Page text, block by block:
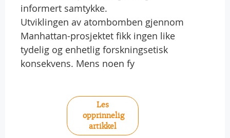
informert samtykke.
Utviklingen av atombomben gjennom
Manhattan-prosjektet fikk ingen like
tydelig og enhetlig forskningsetisk
konsekvens. Mens noen fy
Les
opprinnelig
artikkel